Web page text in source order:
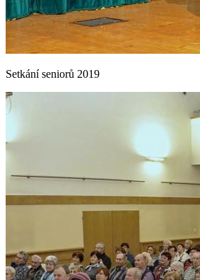
Setkání seniorů 2019